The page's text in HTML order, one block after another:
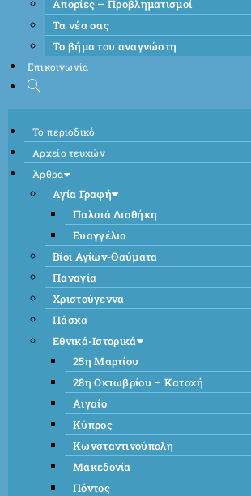
Απορίες – Προβληματισμοί
Τα νέα σας
Το βήμα του αναγνώστη
Επικοινωνία
Το περιοδικό
Αρχείο τευχών
Άρθρα
Αγία Γραφή
Παλαιά Διαθήκη
Ευαγγέλια
Βίοι Αγίων-Θαύματα
Παναγία
Χριστούγεννα
Πάσχα
Εθνικά-Ιστορικά
25η Μαρτίου
28η Οκτωβρίου – Κατοχή
Αιγαίο
Κύπρος
Κωνσταντινούπολη
Μακεδονία
Πόντος